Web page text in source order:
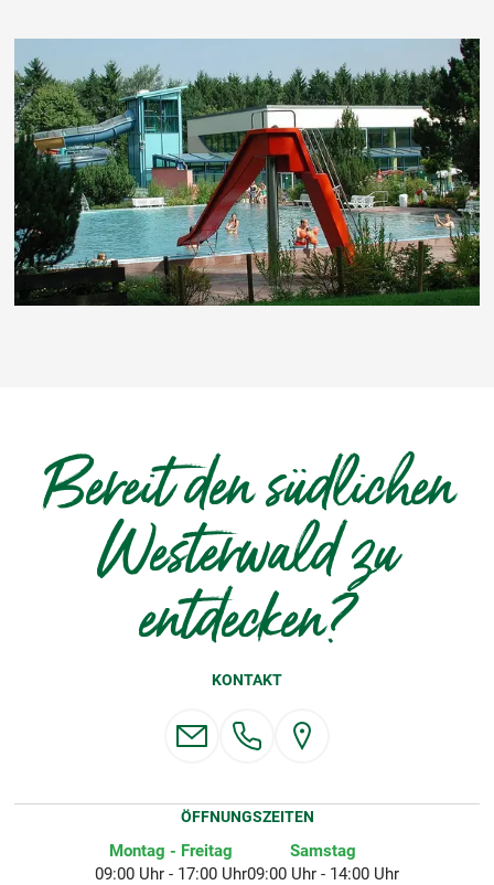
Bereit den südlichen
Westerwald zu
entdecken?
KONTAKT
ÖFFNUNGSZEITEN
Montag - Freitag
09:00 Uhr - 17:00 Uhr
Samstag
09:00 Uhr - 14:00 Uhr